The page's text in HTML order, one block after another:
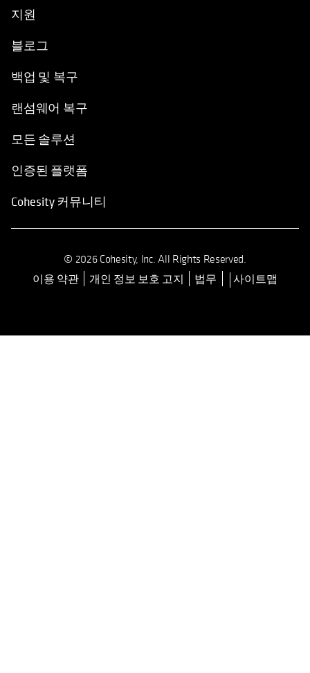
지원
블로그
백업 및 복구
랜섬웨어 복구
모든 솔루션
인증된 플랫폼
Cohesity 커뮤니티
© 2026 Cohesity, Inc. All Rights Reserved.
이용 약관 opens in a new tab
개인 정보 보호 고지 법무 사이트맵